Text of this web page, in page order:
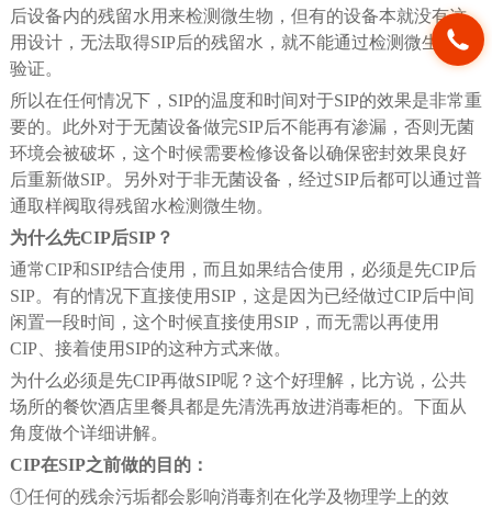
后设备内的残留水用来检测微生物，但有的设备本就没有这
用设计，无法取得SIP后的残留水，就不能通过检测微生物来
验证。
所以在任何情况下，SIP的温度和时间对于SIP的效果是非常重
要的。此外对于无菌设备做完SIP后不能再有渗漏，否则无菌
环境会被破坏，这个时候需要检修设备以确保密封效果良好
后重新做SIP。另外对于非无菌设备，经过SIP后都可以通过普
通取样阀取得残留水检测微生物。
为什么先CIP后SIP？
通常CIP和SIP结合使用，而且如果结合使用，必须是先CIP后
SIP。有的情况下直接使用SIP，这是因为已经做过CIP后中间
闲置一段时间，这个时候直接使用SIP，而无需以再使用
CIP、接着使用SIP的这种方式来做。
为什么必须是先CIP再做SIP呢？这个好理解，比方说，公共
场所的餐饮酒店里餐具都是先清洗再放进消毒柜的。下面从
角度做个详细讲解。
CIP在SIP之前做的目的：
①任何的残余污垢都会影响消毒剂在化学及物理学上的效